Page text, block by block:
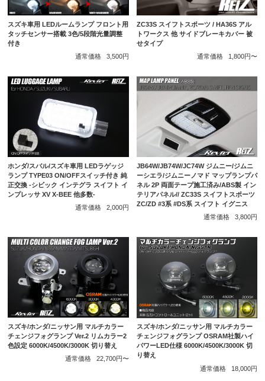
スズキ車用 LEDルームランプ フロント用
タッチセンサー搭載 3色/5段階光量調整
付き
通常価格
3,500円
ZC33S スイフトスポーツ / HA36S アル
トワークス 他 サイドブレーキカバー 被
せタイプ
通常価格
1,800円〜
ホンダ/スバル/スズキ車用 LEDラゲッジ
ランプ TYPE03 ON/OFFスイッチ付き 純
正交換 -シビック インテグラ スイフト イ
ンプレッサ XV X-BEE 他多数-
通常価格
2,000円
JB64W/JB74W/JC74W ジムニー/ジムニ
ーシエラ/ジムニーノマド マップランプパ
ネル 2P 両面テープ施工済み/ABS製 イン
テリアパネル// ZC33S スイフトスポーツ
ZC/ZD #3系 #DS系 スイフト イグニス
通常価格
3,800円
スズキ/ホンダ/ニッサン用 マルチカラー
チェンジフォグランプ Ver.2 リムカラー2
色設定 6000K/4500K/3000K 切り替え
通常価格
22,700円〜
スズキ/ホンダ/ニッサン用 マルチカラー
チェンジフォグランプ OSRAM社製ハイ
パワーLED仕様 6000K/4500K/3000K 切
り替え
通常価格
18,000円